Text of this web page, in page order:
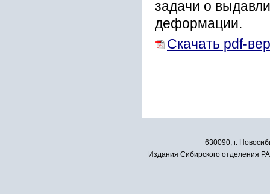
задачи о
деформации.
Скачать pdf-
630090, г.
Издания Сибирского отделения